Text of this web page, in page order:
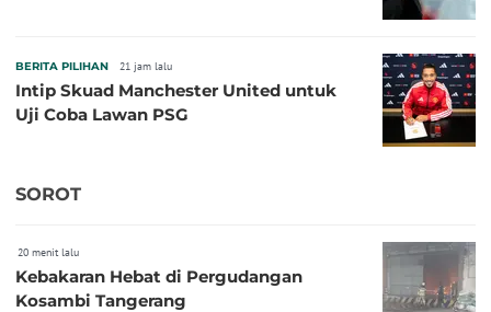
BERITA PILIHAN 21 jam lalu
Intip Skuad Manchester United untuk
Uji Coba Lawan PSG
SOROT
20 menit lalu
Kebakaran Hebat di Pergudangan
Kosambi Tangerang